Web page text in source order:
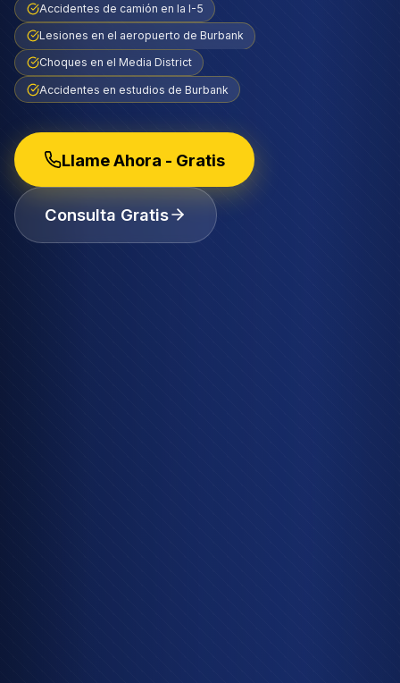
Accidentes de camión en la I-5
Lesiones en el aeropuerto de Burbank
Choques en el Media District
Accidentes en estudios de Burbank
Llame Ahora - Gratis
Consulta Gratis